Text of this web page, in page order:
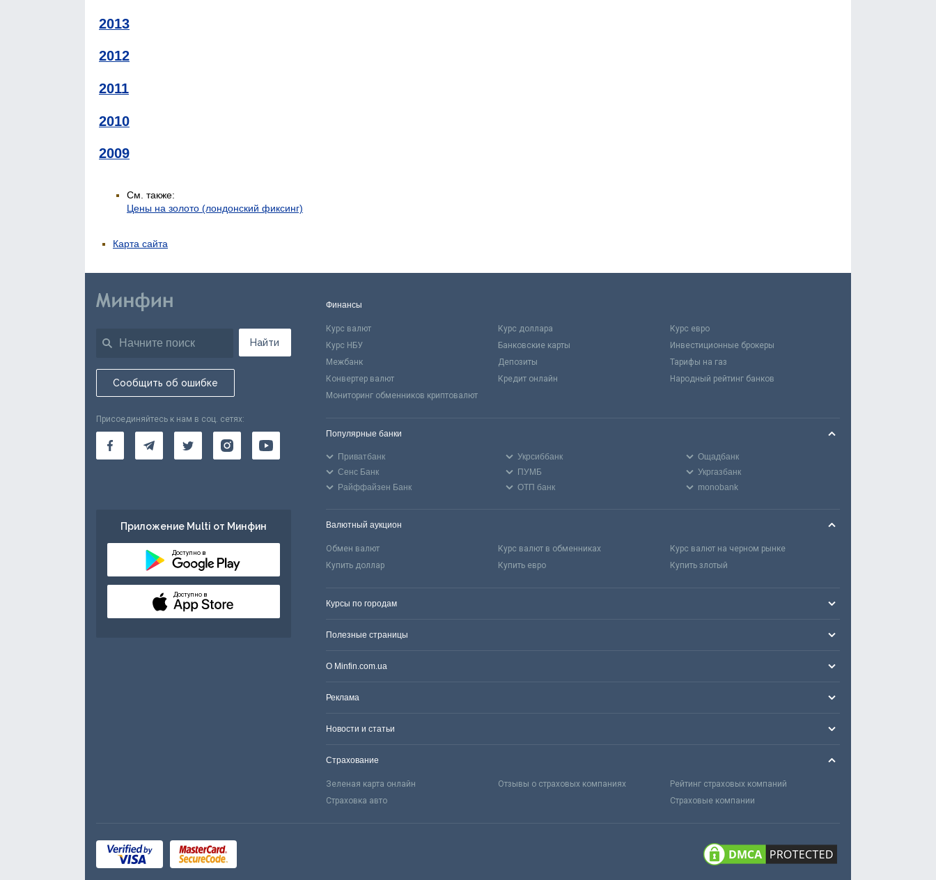
2013
2012
2011
2010
2009
См. также:
Цены на золото (лондонский фиксинг)
Карта сайта
Найти
Сообщить об ошибке
Присоединяйтесь к нам в соц. сетях:
Приложение Multi от Минфин
Доступно в
Доступно в
Финансы
Курс валют Курс доллара
Курс евро
Курс НБУ
Банковские карты
Инвестиционные брокеры
Межбанк
Депозиты
Тарифы на газ
Конвертер валют
Кредит онлайн
Народный рейтинг банков
Мониторинг обменников криптовалют
Популярные банки
Приватбанк Укрсиббанк
Ощадбанк
Сенс Банк
ПУМБ
Укргазбанк
Райффайзен Банк
ОТП банк monobank
Валютный аукцион
Обмен валют Курс валют в обменниках
Курс валют на черном рынке
Купить доллар
Купить евро Купить злотый
Курсы по городам
Полезные страницы
О Minfin.com.ua
Реклама
Новости и статьи
Страхование
Зеленая карта онлайн Отзывы о страховых компаниях
Рейтинг страховых компаний
Страховка авто
Страховые компании